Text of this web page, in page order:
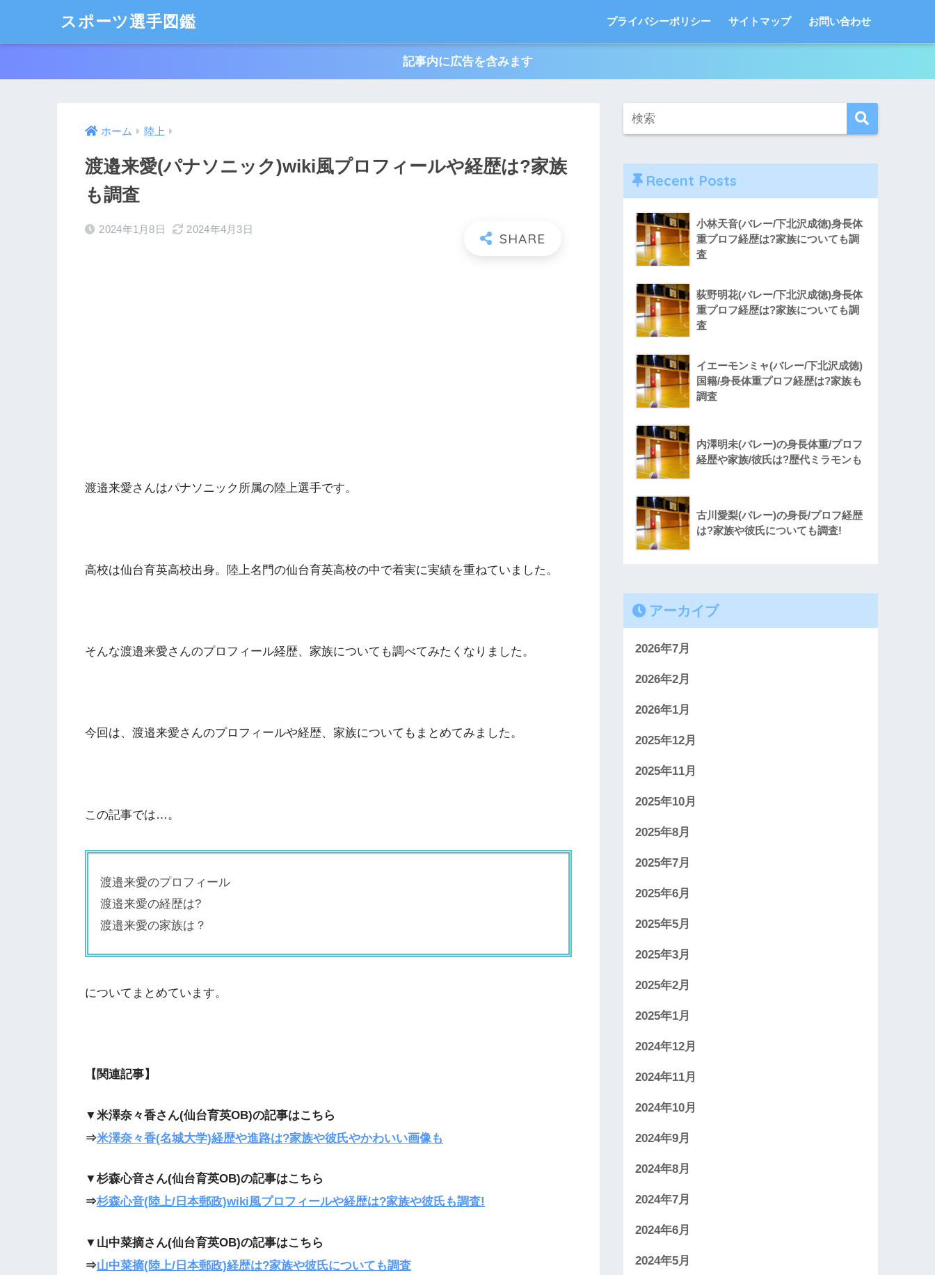
スポーツ選手図鑑 プライバシーポリシー サイトマップ お問い合わせ
記事内に広告を含みます
ホーム 陸上
渡邉来愛(パナソニック)wiki風プロフィールや経歴は?家族
も調査
2024年1月8日 2024年4月3日
渡邉来愛さんはパナソニック所属の陸上選手です。
高校は仙台育英高校出身。陸上名門の仙台育英高校の中で着実に実績を重ねていました。
そんな渡邉来愛さんのプロフィール経歴、家族についても調べてみたくなりました。
今回は、渡邉来愛さんのプロフィールや経歴、家族についてもまとめてみました。
この記事では…。
渡邉来愛のプロフィール
渡邉来愛の経歴は?
渡邉来愛の家族は？
についてまとめています。
【関連記事】
▼米澤奈々香さん(仙台育英OB)の記事はこちら
⇒米澤奈々香(名城大学)経歴や進路は?家族や彼氏やかわいい画像も
▼杉森心音さん(仙台育英OB)の記事はこちら
⇒杉森心音(陸上/日本郵政)wiki風プロフィールや経歴は?家族や彼氏も調査!
▼山中菜摘さん(仙台育英OB)の記事はこちら
⇒山中菜摘(陸上/ 日本郵政)経歴は?家族や彼氏についても調査
Recent Posts
小林天音(バレー/下北沢成徳)身長体
重プロフ経歴は?家族についても調
査
荻野明花(バレー/下北沢成徳)身長体
重プロフ経歴は?家族についても調
査
イエーモンミャ(バレー/下北沢成徳)
国籍/身長体重プロフ経歴は?家族も
調査
内澤明未(バレー)の身長体重/プロフ
経歴や家族/彼氏は?歴代ミラモンも
古川愛梨(バレー)の身長/プロフ経歴
は?家族や彼氏についても調査!
アーカイブ
2026年7月
2026年2月
2026年1月
2025年12月
2025年11月
2025年10月
2025年8月
2025年7月
2025年6月
2025年5月
2025年3月
2025年2月
2025年1月
2024年12月
2024年11月
2024年10月
2024年9月
2024年8月
2024年7月
2024年6月
2024年5月